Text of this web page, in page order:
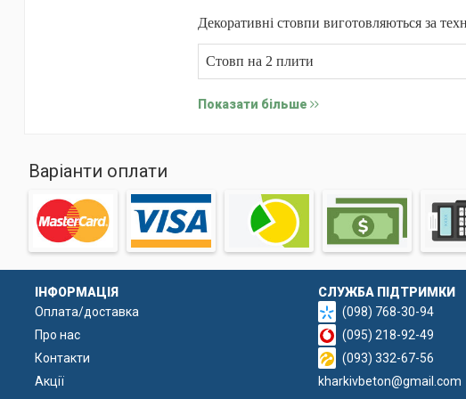
Декоративні стовпи виготовляються за
Стовп на 2 плити
До складу бетонної суміші входять
Показати більше
Варіанти оплати
ІНФОРМАЦІЯ
Оплата/доставка
Про нас
Контакти
Акції
СЛУЖБА ПІДТРИМКИ
(098) 768-30-94
(095) 218-92-49
(093) 332-67-56
kharkivbeton@gmail.com